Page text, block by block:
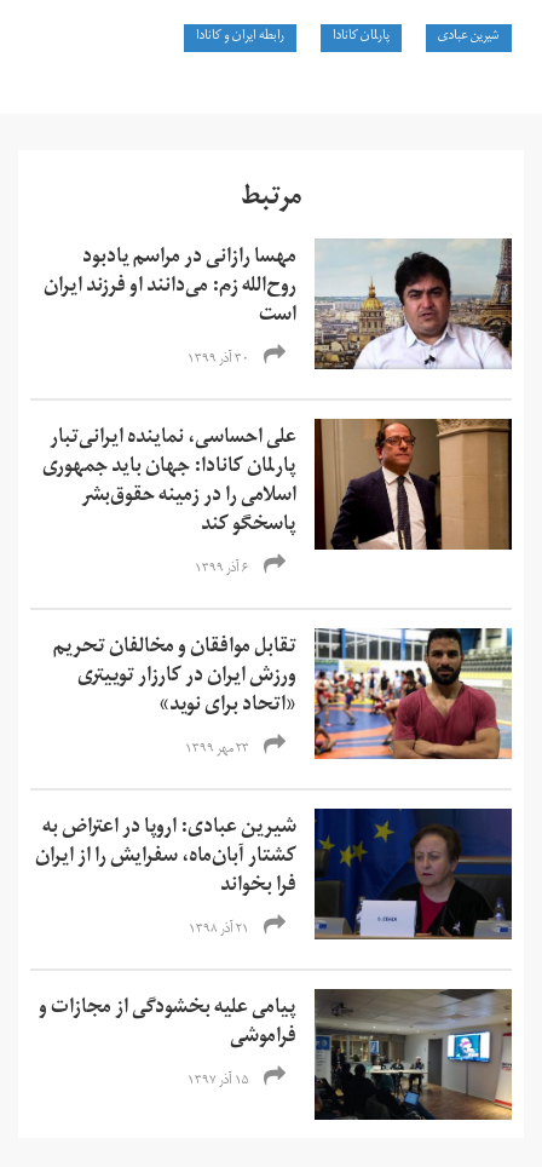
شیرین عبادی پارلمان کانادا رابطه ایران و کانادا
مرتبط
مهسا رازانی در مراسم یادبود
روح‌الله زم: می‌دانند او فرزند ایران
است
۳۰ آذر ۱۳۹۹
علی احساسی، نماینده ایرانی‌تبار
پارلمان کانادا: جهان باید جمهوری
اسلامی را در زمینه حقوق‌بشر
پاسخگو کند
۶ آذر ۱۳۹۹
تقابل موافقان و مخالفان تحریم
ورزش ایران در کارزار توییتری
«اتحاد برای نوید»
۲۳ مهر ۱۳۹۹
شیرین عبادی: اروپا در اعتراض به
کشتار آبان‌ماه، سفرایش را از ایران
فرا بخواند
۲۱ آذر ۱۳۹۸
پیامی علیه بخشودگی از مجازات و
فراموشی
۱۵ آذر ۱۳۹۷